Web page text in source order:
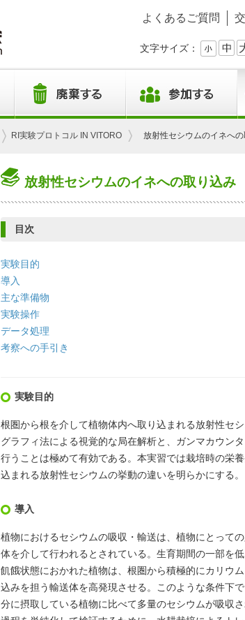
よくあるご質問
文字サイズ：
RI実験プロトコル IN VITORO 放射性セシウムのイネへ
放射性セシウムのイネへの取り込み
目次
実験目的
導入
主な準備物
実験操作
データ処理
考察への手引き
実験目的
根圏から根を介して植物体内へ取り込まれる放射性セ
グラフィ法による視覚的な局在解析と、ガンマカウン
行うことは極めて有効である。本実習では栽培時の栄
込まれる放射性セシウムの挙動の違いを明らかにする。
導入
植物におけるセシウムの吸収・輸送は、植物にとって
体を介して行われるとされている。生育期間の一部を
飢餓状態におかれた植物は、根圏から積極的にカリウ
込みを担う輸送体を高発現させる。このような条件下
分に摂取している植物に比べて多量のセシウムが吸収